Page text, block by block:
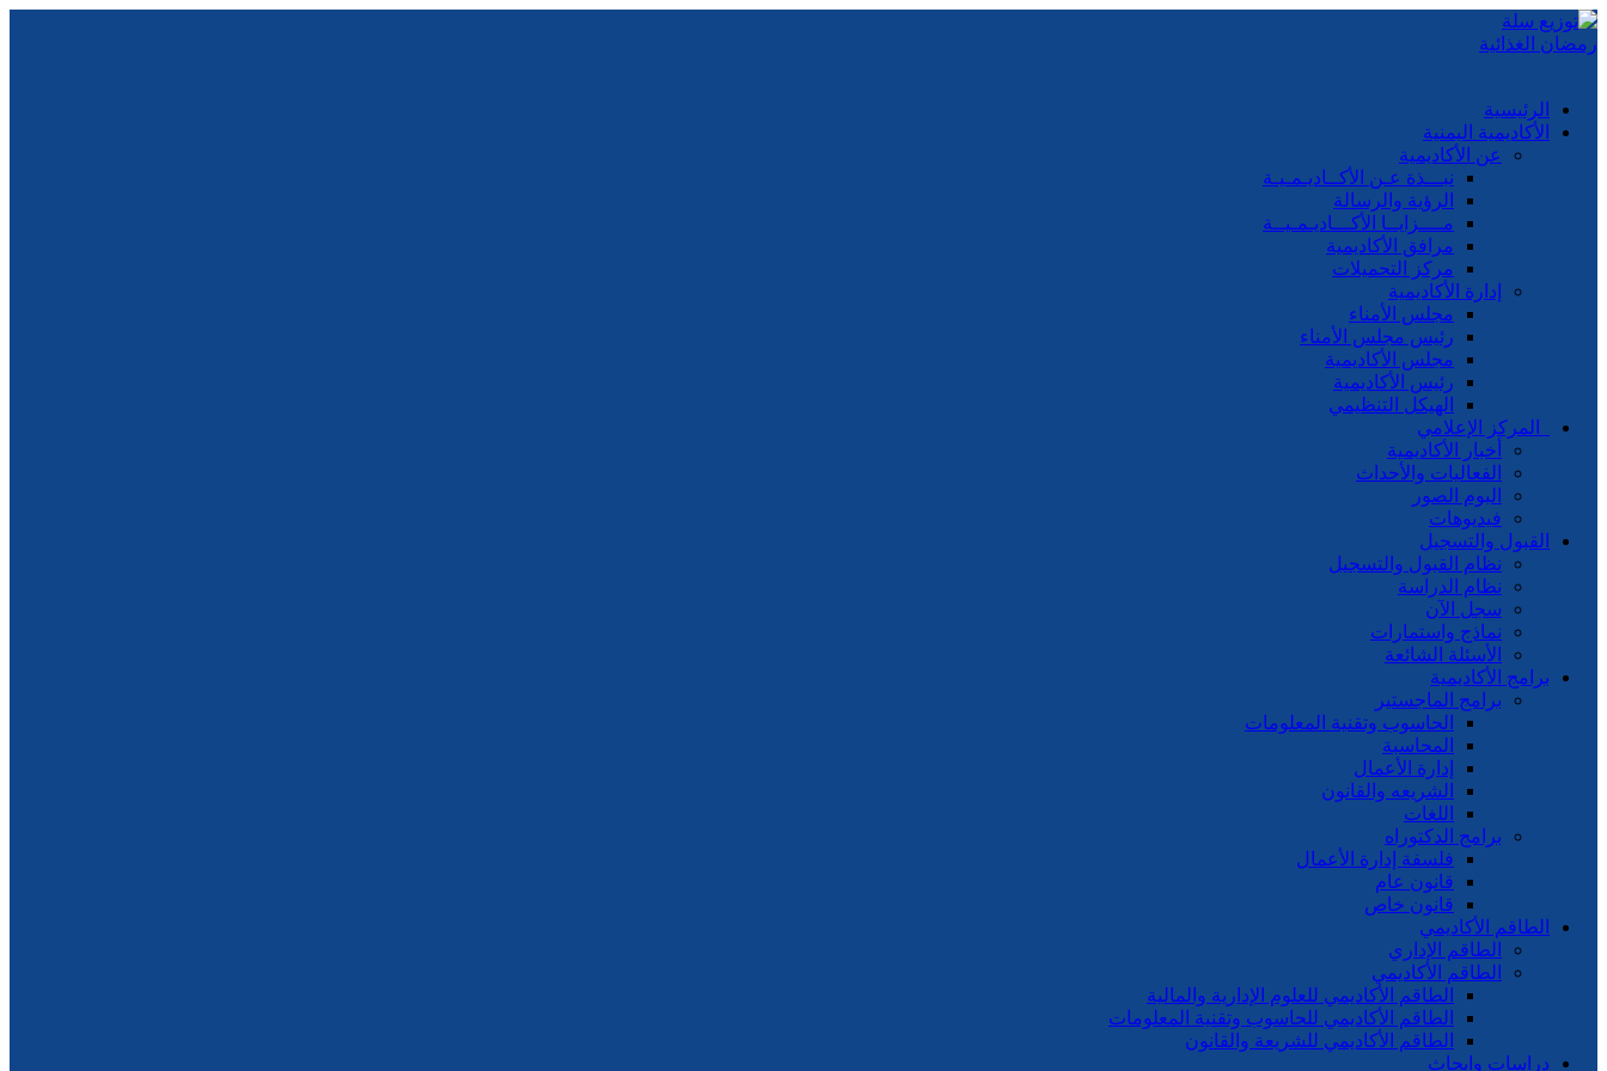
الرئيسية
الأكاديمية اليمنية
عن الأكاديمية
نبـــذة عـن الأكــاديـمـيـة
الرؤية والرسالة
مــــزايــا الأكـــاديـمـيــة
مرافق الأكاديمية
مركز التحميلات
إدارة الأكاديمية
مجلس الأمناء
رئيس مجلس الأمناء
مجلس الأكاديمية
رئيس الأكاديمية
الهيكل التنظيمي
المركز الإعلامي
أخبار الأكاديمية
الفعاليات والأحداث
البوم الصور
فيديوهات
القبول والتسجيل
نظام القبول والتسجيل
نظام الدراسة
سجل الآن
نماذج واستمارات
الأسئلة الشائعة
برامج الأكاديمية
برامج الماجستير
الحاسوب وتقنية المعلومات
المحاسبة
إدارة الأعمال
الشريعه والقانون
اللغات
برامج الدكتوراه
فلسفة إدارة الأعمال
قانون عام
قانون خاص
الطاقم الأكاديمي
الطاقم الإداري
الطاقم الأكاديمي
الطاقم الأكاديمي للعلوم الإدارية والمالية
الطاقم الأكاديمي للحاسوب وتقنية المعلومات
الطاقم الأكاديمي للشريعة والقانون
دراسات وابحاث